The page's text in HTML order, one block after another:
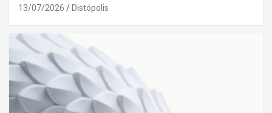
13/07/2026 Distópolis